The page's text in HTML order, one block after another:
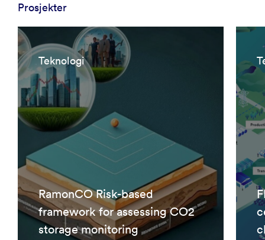
Prosjekter
Teknologi
RamonCO Risk-based
framework for assessing CO2
storage monitoring